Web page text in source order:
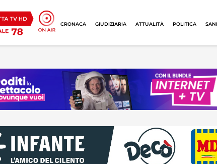
CRONACA GIUDIZIARIA ATTUALITÀ POLITICA